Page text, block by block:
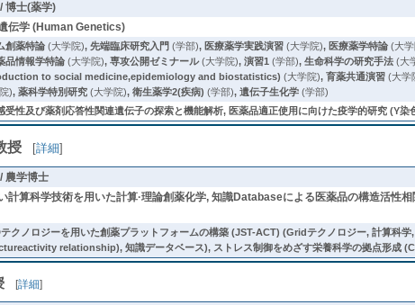
博士(薬学)
伝学 (Human Genetics)
創薬特論 (大学院),先端臨床研究入門 (学部), 医療薬学実践演習 (大学院), 医療薬学特論 (大
品情報学特論 (大学院),専攻公開ゼミナール(大学院),演習1 (学部),生命科学の研究手法 (大
to social medicine,epidemiology and biostatistics) (大学院),育薬共通演習 (大学
),薬科学特別研究 (大学院),衛生薬学2(疾病) (学部),遺伝子生化学 (学部)
受性及び薬剤応答性関連遺伝子の探索と機能解析, 医薬品適正使用に向けた疫学的研究 (Y
授 [詳細]
農学博士
計算科学技術を用いた計算·理論創薬化学, 知識Databaseによる医薬品の構造活性
クノロジーを用いた創薬プラットフォームの構築 (JST-ACT) (Gridテクノロジー, 計算科
relationship), 知識データベース), ストレス制御をめざす栄養科学の拠点形成
[詳細]